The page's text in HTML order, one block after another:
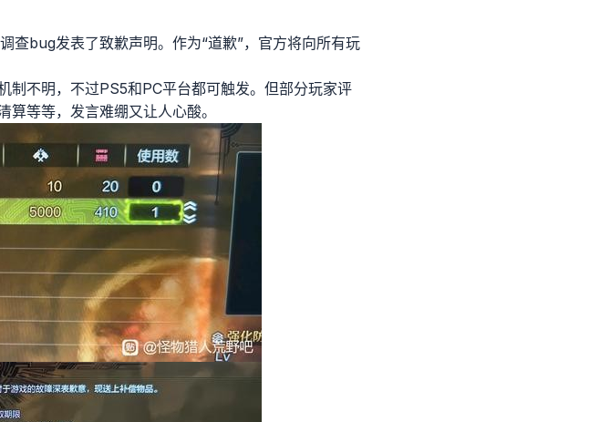
查bug发表了致歉声明。作为“道歉”，官方将向所有玩
制不明，不过PS5和PC平台都可触发。但部分玩家评
等等，发言难绷又让人心酸。